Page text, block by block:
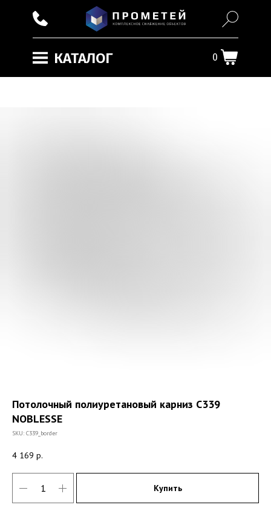
КАТАЛОГ 0
Потолочный полиуретановый карниз С339
NOBLESSE
SKU: C339_border
4 169 р.
Купить